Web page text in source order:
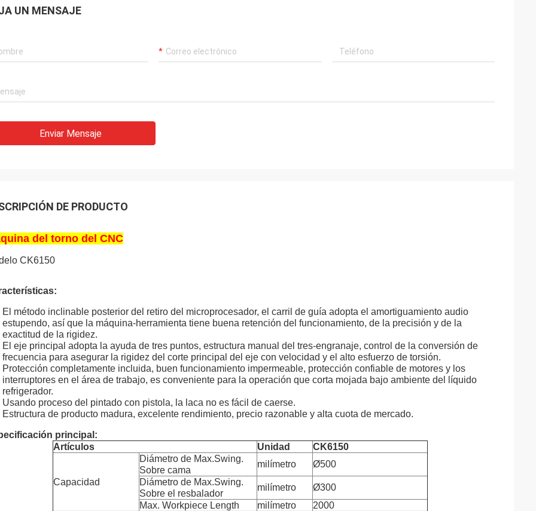
UN MENSAJE
Enviar Mensaje
DE PRODUCTO
del torno del CNC
CK6150
El método inclinable posterior del retiro del microprocesador, el carril de guía adopta el amortiguamiento audio
estupendo, así que la máquina-herramienta tiene buena retención del funcionamiento, de la precisión y de la
exactitud de la rigidez.
El eje principal adopta la ayuda de tres puntos, estructura manual del tres-engranaje, control de la conversión de
frecuencia para asegurar la rigidez del corte principal del eje con velocidad y el alto esfuerzo de torsión.
Protección completamente incluida, buen funcionamiento impermeable, protección confiable de motores y los
interruptores en el área de trabajo, es conveniente para la operación que corta mojada bajo ambiente del líquido
refrigerador.
Usando proceso del pintado con pistola, la laca no es fácil de caerse.
Estructura de producto madura, excelente rendimiento, precio razonable y alta cuota de mercado.
principal:
Artículos
Unidad CK6150
Capacidad
Diámetro de Max.Swing.
Sobre cama
milímetro
Ø500
Diámetro de Max.Swing.
Sobre el resbalador
milímetro
Ø300
Max. Workpiece Length
milímetro 2000